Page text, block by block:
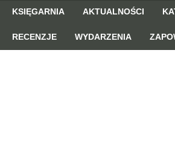
KSIĘGARNIA
AKTUALNOŚCI
RECENZJE WYDARZENIA